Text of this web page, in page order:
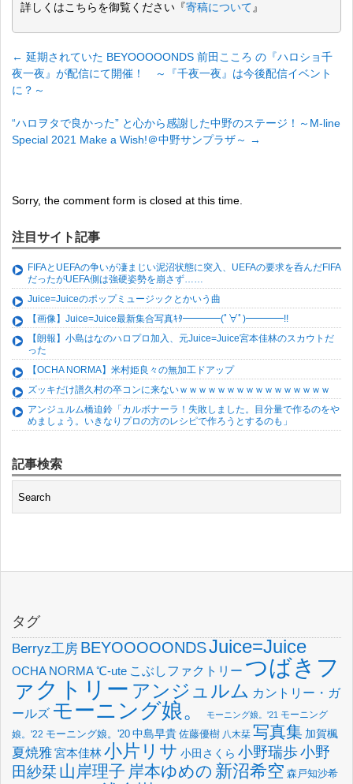
詳しくはこちらを御覧ください『寄稿について 』
← 延期されていた BEYOOOOONDS 前田こころ の『ハロショ千
夜一夜』が配信にて開催！ ～『千夜一夜』は今後配信イベント
に？～
“ハロヲタで良かった” と心から感謝した中野のステージ！～M-line
Special 2021 Make a Wish!＠中野サンプラザ～ →
Sorry, the comment form is closed at this time.
注目サイト記事
FIFAとUEFAの争いが凄まじい泥沼状態に突入、UEFAの要求を呑んだFIFA
だったがUEFA側は強硬姿勢を崩さず……
Juice=Juiceのポップミュージックとかいう曲
【画像】Juice=Juice最新集合写真ｷﾀ━━━━(ﾟ∀ﾟ)━━━━!!
【朗報】小島はなのハロプロ加入、元Juice=Juice宮本佳林のスカウトだ
った
【OCHA NORMA】米村姫良々の無加工ドアップ
ズッキだけ譜久村の卒コンに来ないｗｗｗｗｗｗｗｗｗｗｗｗｗｗｗｗ
アンジュルム橋迫鈴「カルボナーラ！失敗しました。目分量で作るのをや
めましょう。いきなりプロの方のレシピで作ろうとするのも」
記事検索
タグ
Berryz工房 BEYOOOOONDSJuice=Juice
OCHA NORMA℃-ute こぶしファクトリー つばきフ
ァクトリー アンジュルム カントリー・ガ
ールズ モーニング娘。 モーニング娘。'21 モーニング
娘。'22 モーニング娘。'20 中島早貴 佐藤優樹 八木栞 写真集 加賀楓
夏焼雅宮本佳林小片リサ 小田さくら 小野瑞歩小野
田紗栞 山岸理子 岸本ゆめの 新沼希空 森戸知沙希